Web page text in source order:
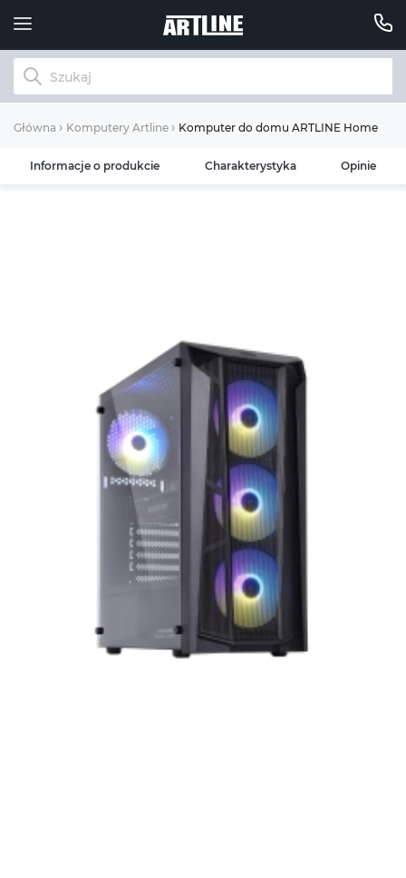
Główna Komputery Artline Komputer do domu ARTLINE Home H55
Informacje o produkcie Charakterystyka Opinie